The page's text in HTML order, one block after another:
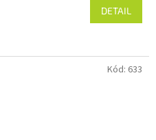
DETAIL
Kód: 633